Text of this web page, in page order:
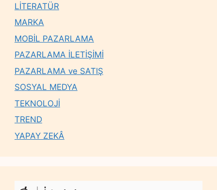
LİTERATÜR
MARKA
MOBİL PAZARLAMA
PAZARLAMA İLETİŞİMİ
PAZARLAMA ve SATIŞ
SOSYAL MEDYA
TEKNOLOJİ
TREND
YAPAY ZEKÂ